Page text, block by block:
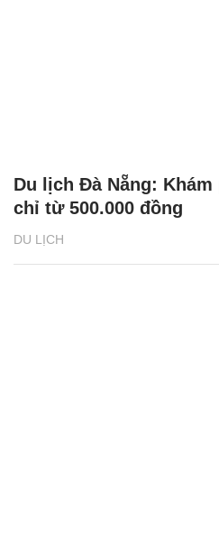
DU LỊCH
Du lịch Đà Nẵng: Khám
chỉ từ 500.000 đồng